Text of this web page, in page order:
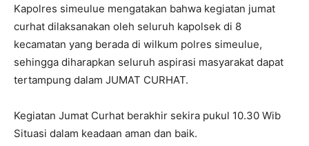
Kapolres simeulue mengatakan bahwa kegiatan jumat
curhat dilaksanakan oleh seluruh kapolsek di 8
kecamatan yang berada di wilkum polres simeulue,
sehingga diharapkan seluruh aspirasi masyarakat dapat
tertampung dalam JUMAT CURHAT.
Kegiatan Jumat Curhat berakhir sekira pukul 10.30 Wib
Situasi dalam keadaan aman dan baik.